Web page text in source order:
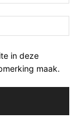
in deze
maak.